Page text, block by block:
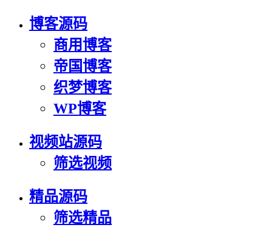
博客源码
商用博客
帝国博客
织梦博客
WP博客
视频站源码
筛选视频
精品源码
筛选精品